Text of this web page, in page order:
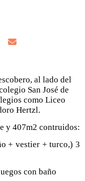
al lado del
San José de
como Liceo
Hertzl.
y 407m2 contruidos:
+ vestier + turco,) 3
con baño